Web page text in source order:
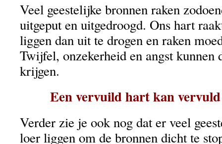
Veel geestelijke bronnen raken
uitgeput en uitgedroogd. Ons hart
liggen dan uit te drogen en raken
Twijfel, onzekerheid en angst kunnen
krijgen.
Een vervuild hart kan
Verder zie je ook nog dat er veel
loer liggen om de bronnen dicht te